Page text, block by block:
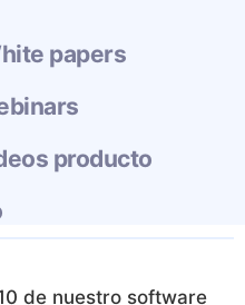
papers
producto
de nuestro software